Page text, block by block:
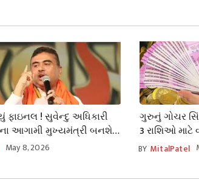
ફાઇનલ ! સુવેન્દુ અધિકારી
આગામી મુખ્યમંત્રી બનશે
સવારે ૧૧ વાગ્યે
May 8, 2026
ગુરુનું ગોચર
3 રાશિઓ માટે
જૂન પછી અચૂક
BY MitalPatel